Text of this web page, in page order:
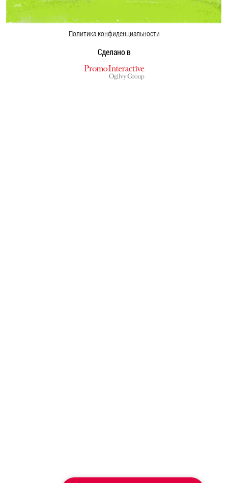
Политика конфиденциальности
Сделано в